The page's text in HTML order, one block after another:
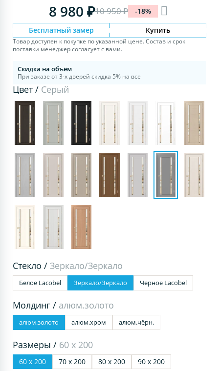
8 980 ₽10 950 ₽ -18%
Бесплатный замер Купить
Товар доступен к покупке по указанной цене. Состав и срок
поставки менеджер согласует с вами.
Скидка на объём
При заказе от 3-х дверей скидка 5% на все
Цвет / Серый
Стекло /Зеркало/Зеркало
Белое Lacobel Зеркало/Зеркало Черное Lacobel
Молдинг / алюм.золото
алюм.золото алюм.хром алюм.чёрн.
Размеры / 60 х 200
60 х 200 70 х 200 80 х 200 90 х 200